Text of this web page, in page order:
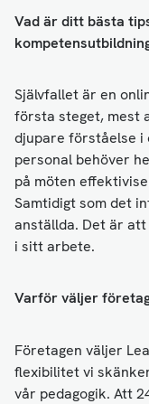
Vad är ditt bästa
Självfallet är en
första steget, mest
djupare förståelse i
personal behöver
på möten
Samtidigt som det
anställda. Det är
i sitt arbete.
Varför väljer
Företagen väljer
flexibilitet vi
vår pedagogik. Att